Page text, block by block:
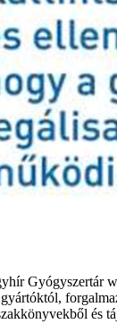
Gyógyszertár
és